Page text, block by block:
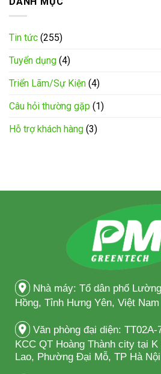
Tin tức (255)
Tuyển dụng (4)
Triển Lãm/Sự Kiện (4)
Câu hỏi thường gặp (1)
Hỗ trợ khách hàng (3)
Nhà máy: Tổ dân phố
Hồng, Tỉnh Hưng Yên, Việt Nam
Văn phòng đại diện:
KCC QT Hoàng Thành city tại
Lao, Phường Đại Mỗ, TP Hà Nội